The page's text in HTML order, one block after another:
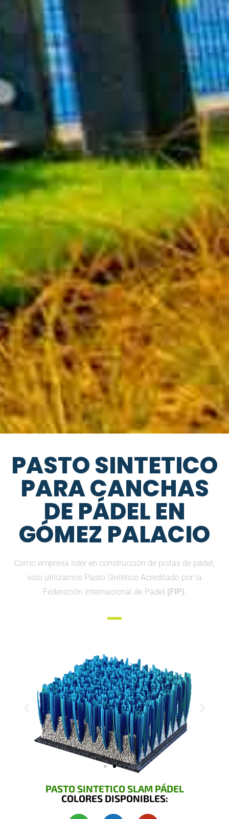
PASTO SINTETICO
PARA CANCHAS
DE PÁDEL EN
GÓMEZ PALACIO
Como empresa lider en construcción de pistas de pádel,
solo utilizamos Pasto Sintético Acreditado por la
Federación Internacional de Padel (FIP).
PASTO SINTETICO SLAM PÁDEL
COLORES DISPONIBLES: